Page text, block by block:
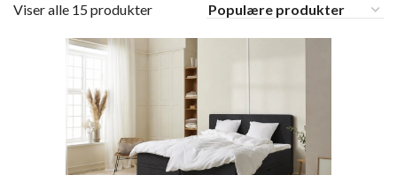
Viser alle 15 produkter